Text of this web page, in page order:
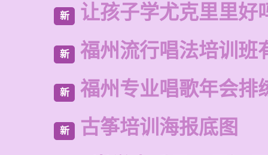
新 让孩子学尤克里里好
新 福州流行唱法培训班
新 福州专业唱歌年会排
新 古筝培训海报底图